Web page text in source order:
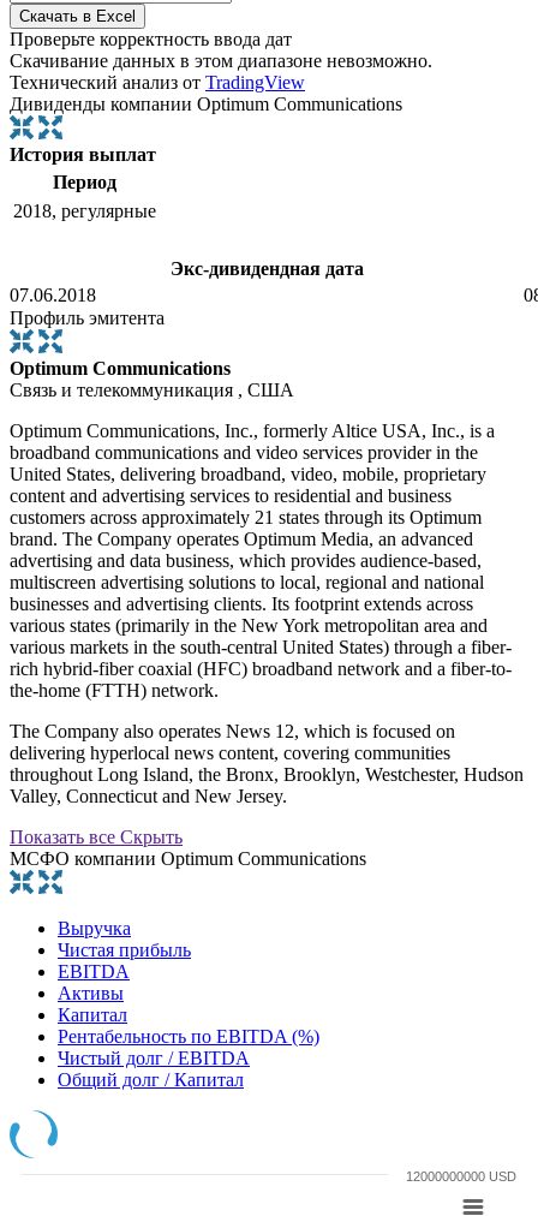
Проверьте корректность ввода дат
Скачивание данных в этом диапазоне невозможно.
Технический анализ от TradingView
Дивиденды компании Optimum Communications
История выплат
Период
2018, регулярные
Экс-дивидендная дата
07.06.2018
Профиль эмитента
Optimum Communications
Связь и телекоммуникация , США
Optimum Communications, Inc., formerly Altice USA, Inc., is a
broadband communications and video services provider in the
United States, delivering broadband, video, mobile, proprietary
content and advertising services to residential and business
customers across approximately 21 states through its Optimum
brand. The Company operates Optimum Media, an advanced
advertising and data business, which provides audience-based,
multiscreen advertising solutions to local, regional and national
businesses and advertising clients. Its footprint extends across
various states (primarily in the New York metropolitan area and
various markets in the south-central United States) through a fiber-
rich hybrid-fiber coaxial (HFC) broadband network and a fiber-to-
the-home (FTTH) network.
The Company also operates News 12, which is focused on
delivering hyperlocal news content, covering communities
throughout Long Island, the Bronx, Brooklyn, Westchester, Hudson
Valley, Connecticut and New Jersey.
Показать все Скрыть
МСФО компании Optimum Communications
Выручка
Чистая прибыль
EBITDA
Активы
Капитал
Рентабельность по EBITDA (%)
Чистый долг / EBITDA
Общий долг / Капитал
12000000000 USD